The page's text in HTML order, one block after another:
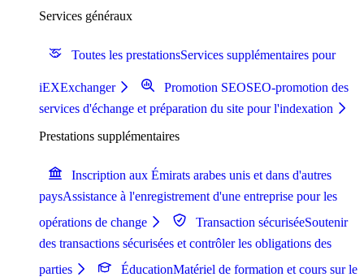
Services généraux
Toutes les prestationsServices supplémentaires pour
iEXExchanger Promotion SEOSEO-promotion des
services d'échange et préparation du site pour l'indexation
Prestations supplémentaires
Inscription aux Émirats arabes unis et dans d'autres
paysAssistance à l'enregistrement d'une entreprise pour les
opérations de change
Transaction sécuriséeSoutenir
des transactions sécurisées et contrôler les obligations des
parties
ÉducationMatériel de formation et cours sur le